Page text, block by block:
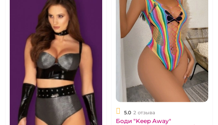
5.0 2 отзыва
Боди "Keep Away"